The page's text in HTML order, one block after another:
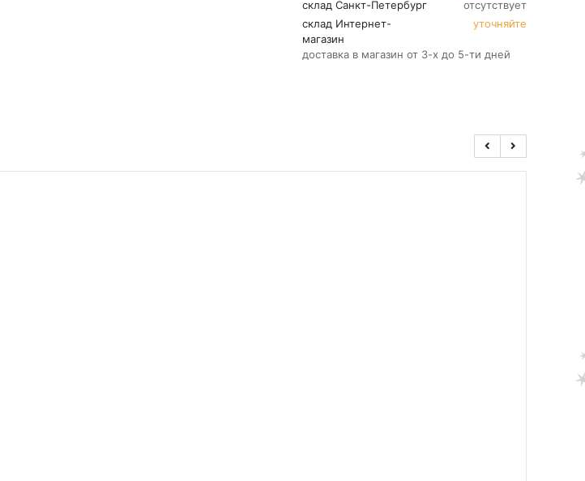
склад Санкт-Петербург
отсутствует
склад Интернет-
магазин
уточняйте
доставка в магазин от 3-х до 5-ти дней